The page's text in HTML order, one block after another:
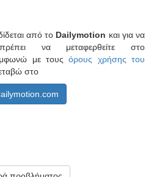
από το Dailymotion και για να
να μεταφερθείτε στο
με τουςόρους χρήσης του
στο